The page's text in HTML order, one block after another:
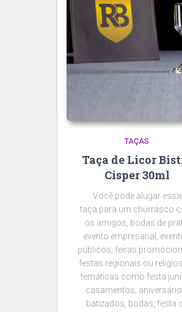
TAÇAS
Taça de Licor
Cisper 30ml
Você pode alugar essa
taça para um churrasco
os amigos, bodas de
evento empresarial,
públicos, feiras
festas regionais ou
temáticas como festa
casamentos,
batizados, bodas, festa